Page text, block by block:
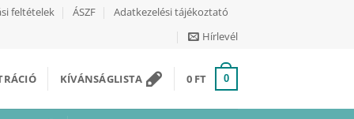
feltételek ÁSZF
Adatkezelési tájékoztató
Hírlevél
KÍVÁNSÁGLISTA 0 FT 0